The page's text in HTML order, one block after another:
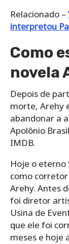
Relacionado –
interpretou
Como
novela
Depois de
morte, Arehy
abandonar a
Apolônio
IMDB.
Hoje o eterno
como
Arehy. Antes
foi diretor
Usina de
que ele foi
meses e hoje